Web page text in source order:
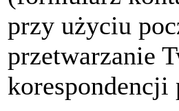
przy użyciu
przetwarzanie
korespondencji